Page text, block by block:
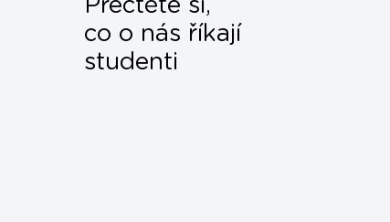
Přečtěte si,
co o nás říkají
studenti